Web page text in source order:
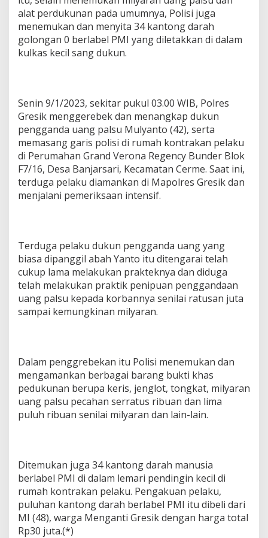
alat perdukunan pada umumnya, Polisi juga
menemukan dan menyita 34 kantong darah
golongan 0 berlabel PMI yang diletakkan di dalam
kulkas kecil sang dukun.
Senin 9/1/2023, sekitar pukul 03.00 WIB, Polres
Gresik menggerebek dan menangkap dukun
pengganda uang palsu Mulyanto (42), serta
memasang garis polisi di rumah kontrakan pelaku
di Perumahan Grand Verona Regency Bunder Blok
F7/16, Desa Banjarsari, Kecamatan Cerme. Saat ini,
terduga pelaku diamankan di Mapolres Gresik dan
menjalani pemeriksaan intensif.
Terduga pelaku dukun pengganda uang yang
biasa dipanggil abah Yanto itu ditengarai telah
cukup lama melakukan prakteknya dan diduga
telah melakukan praktik penipuan penggandaan
uang palsu kepada korbannya senilai ratusan juta
sampai kemungkinan milyaran.
Dalam penggrebekan itu Polisi menemukan dan
mengamankan berbagai barang bukti khas
pedukunan berupa keris, jenglot, tongkat, milyaran
uang palsu pecahan serratus ribuan dan lima
puluh ribuan senilai milyaran dan lain-lain.
Ditemukan juga 34 kantong darah manusia
berlabel PMI di dalam lemari pendingin kecil di
rumah kontrakan pelaku. Pengakuan pelaku,
puluhan kantong darah berlabel PMI itu dibeli dari
MI (48), warga Menganti Gresik dengan harga total
Rp30 juta.(*)